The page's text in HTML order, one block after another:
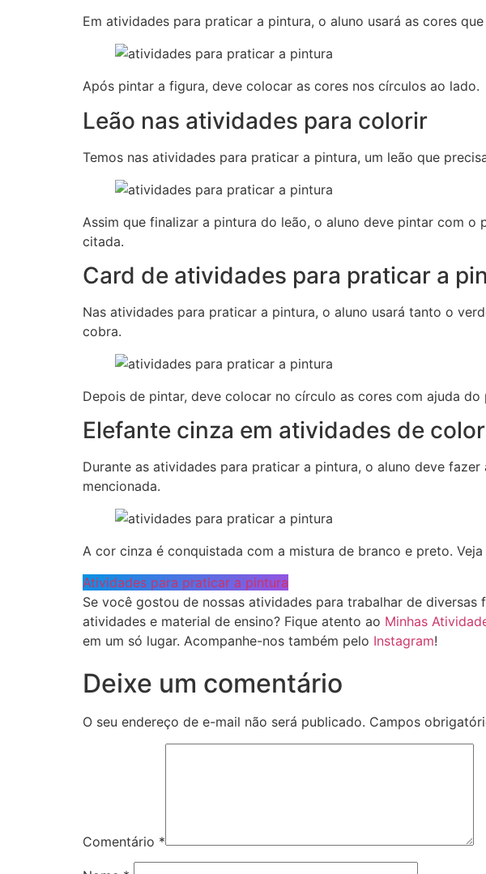
Em atividades para praticar a pintura, o aluno usará as cores
Após pintar a figura, deve colocar as cores nos círculos ao lado.
Leão nas atividades para colorir
Temos nas atividades para praticar a pintura, um leão que
Assim que finalizar a pintura do leão, o aluno deve pintar com
citada.
Card de atividades para praticar a
Nas atividades para praticar a pintura, o aluno usará tanto o
cobra.
Depois de pintar, deve colocar no círculo as cores com ajuda do
Elefante cinza em atividades de
Durante as atividades para praticar a pintura, o aluno deve
mencionada.
A cor cinza é conquistada com a mistura de branco e preto.
Atividades para praticar a pintura
Se você gostou de nossas atividades para trabalhar de diversas
atividades e material de ensino? Fique atento ao Minhas
em um só lugar. Acompanhe-nos também pelo Instagram!
Deixe um comentário
O seu endereço de e-mail não será publicado. Campos
Comentário *